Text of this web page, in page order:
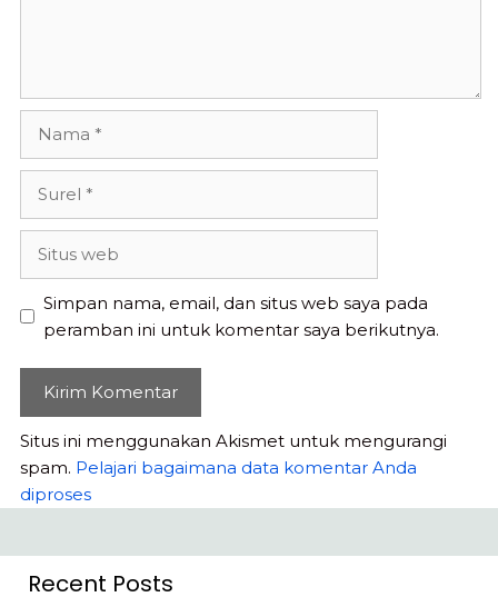
Simpan nama, email, dan situs web saya pada
peramban ini untuk komentar saya berikutnya.
Situs ini menggunakan Akismet untuk mengurangi
spam. Pelajari bagaimana data komentar Anda
diproses
Recent Posts